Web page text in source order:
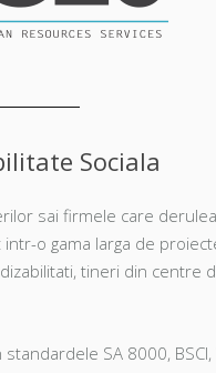
Sociala
sai firmele care
o gama larga de
tineri din centre
SA 8000, BSCI,